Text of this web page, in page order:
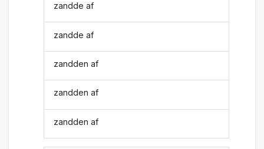
zandde af
zandde af
zandden af
zandden af
zandden af